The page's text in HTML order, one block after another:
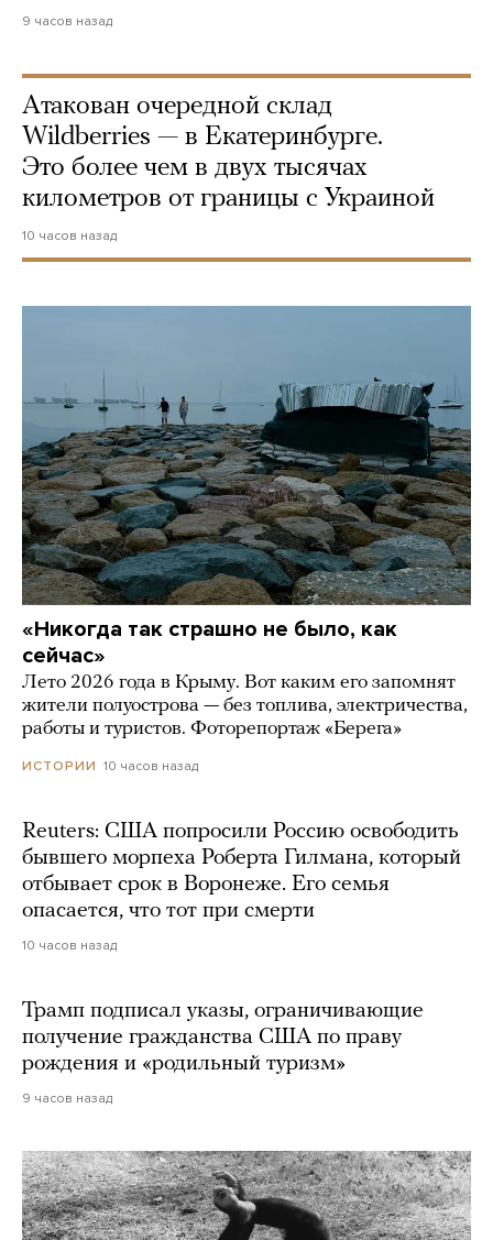
9 часов назад
Атакован очередной склад
Wildberries — в Екатеринбурге.
Это более чем в двух тысячах
километров от границы с Украиной
10 часов назад
«Никогда так страшно не было, как
сейчас»
Лето 2026 года в Крыму. Вот каким его запомнят
жители полуострова — без топлива, электричества,
работы и туристов. Фоторепортаж «Берега»
ИСТОРИИ 10 часов назад
Reuters: США попросили Россию освободить
бывшего морпеха Роберта Гилмана, который
отбывает срок в Воронеже. Его семья
опасается, что тот при смерти
10 часов назад
Трамп подписал указы, ограничивающие
получение гражданства США по праву
рождения и «родильный туризм»
9 часов назад